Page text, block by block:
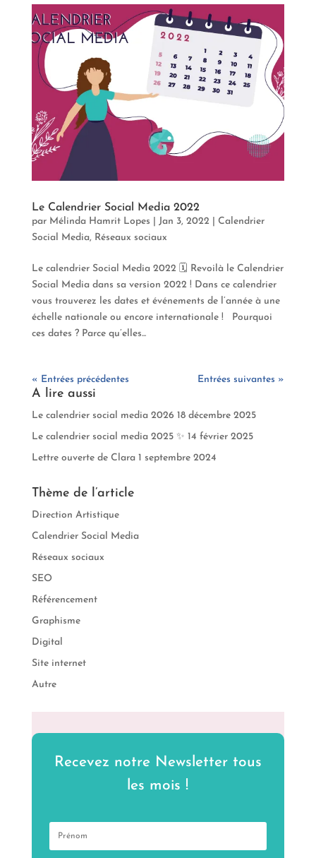
Le Calendrier Social Media 2022
par Mélinda Hamrit Lopes Jan 3, 2022
Calendrier
Social Media, Réseaux sociaux
Le calendrier Social Media 2022 🗓️ Revoilà le Calendrier
Social Media dans sa version 2022 ! Dans ce calendrier
vous trouverez les dates et événements de l’année à une
échelle nationale ou encore internationale ! Pourquoi
ces dates ? Parce qu’elles...
« Entrées précédentes Entrées suivantes »
A lire aussi
Le calendrier social media 2026 18 décembre 2025
Le calendrier social media 2025 ✨ 14 février 2025
Lettre ouverte de Clara 1 septembre 2024
Thème de l’article
Direction Artistique
Calendrier Social Media
Réseaux sociaux
SEO
Référencement
Graphisme
Digital
Site internet
Autre
Recevez notre Newsletter tous
les mois !